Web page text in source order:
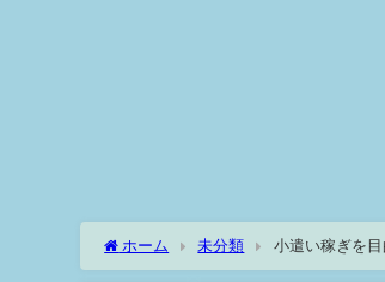
ホーム 未分類 小遣い稼ぎを